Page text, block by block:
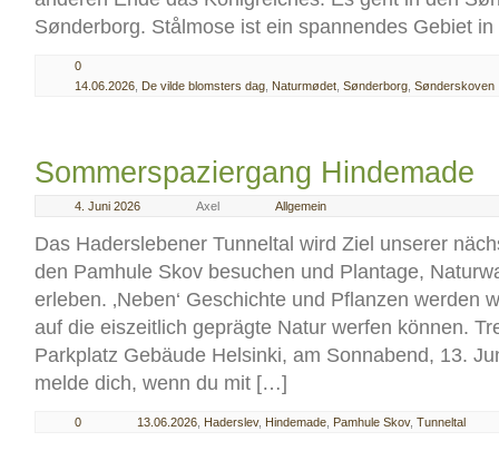
Sønderborg. Stålmose ist ein spannendes Gebiet
0
14.06.2026 De vilde blomsters dag Naturmødet Sønderborg Sønderskoven
Sommerspaziergang Hindemade
4. Juni 2026 Axel Allgemein
Das Haderslebener Tunneltal wird Ziel unserer
den Pamhule Skov besuchen und Plantage,
erleben. ‚Neben‘ Geschichte und Pflanzen werden
auf die eiszeitlich geprägte Natur werfen können.
Parkplatz Gebäude Helsinki, am Sonnabend, 13.
melde dich, wenn du mit […]
0 13.06.2026 Haderslev, Hindemade Pamhule Skov, Tunneltal